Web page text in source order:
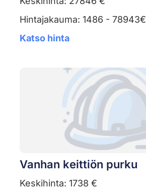
Hintajakauma: 1486 - 78943€
Katso hinta
Vanhan keittiön purku
Keskihinta: 1738 €